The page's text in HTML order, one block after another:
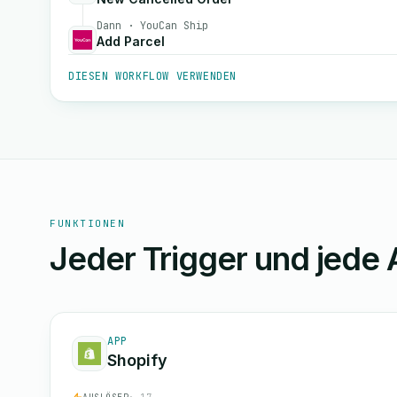
Dann · YouCan Ship
Add Parcel
DIESEN WORKFLOW VERWENDEN
FUNKTIONEN
Jeder Trigger und jede
APP
Shopify